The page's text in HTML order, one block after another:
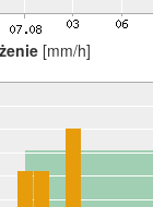
[mm/h]